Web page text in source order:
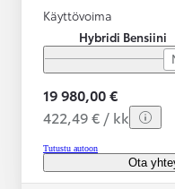
Käyttövoima
Hybridi Bensiini
19 980,00 €
422,49 € / kk
Tutustu autoon
Ota